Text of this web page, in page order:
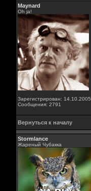
Maynard
Oh ja!
Зарегистрирован: 14.10.2005
Сообщения: 2791
Вернуться к началу
Stormlance
Жареный Чубакка